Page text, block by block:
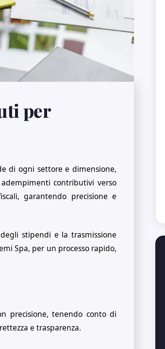
per
di ogni settore e dimensione,
contributivi verso
garantendo precisione e
stipendi e la trasmissione
Spa, per un processo rapido,
precisione, tenendo conto di
e trasparenza.